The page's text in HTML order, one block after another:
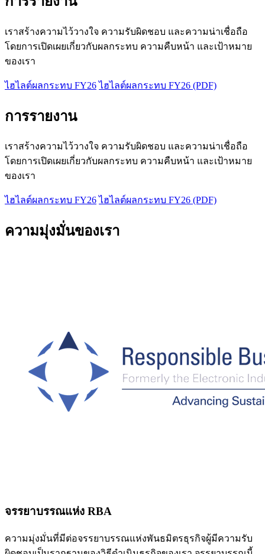
เราสร้างความไว้วางใจ ความรับผิดชอบ และความน่าเชื่อถือ
โดยการเปิดเผยเกี่ยวกับผลกระทบ ความคืบหน้า และเป้าหมาย
ของเรา
ไฮไลต์ผลกระทบ FY26 ไฮไลต์ผลกระทบ FY26 (PDF)
การรายงาน
เราสร้างความไว้วางใจ ความรับผิดชอบ และความน่าเชื่อถือ
โดยการเปิดเผยเกี่ยวกับผลกระทบ ความคืบหน้า และเป้าหมาย
ของเรา
ไฮไลต์ผลกระทบ FY26 ไฮไลต์ผลกระทบ FY26 (PDF)
ความมุ่งมั่นของเรา
จรรยาบรรณแห่ง RBA
ความมุ่งมั่นที่มีต่อจรรยาบรรณแห่งพันธมิตรธุรกิจผู้มีความรับ